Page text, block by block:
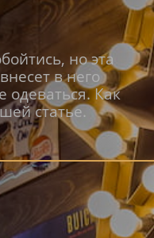
но эта
в него
одеваться. Как
статье.